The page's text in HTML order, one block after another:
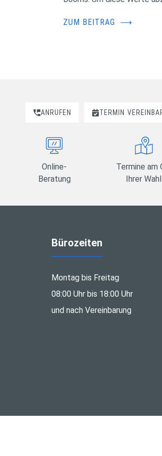
ZUM BEITRAG ⟶
ANRUFEN TERMIN
Online-
Beratung
Termine am
Ihrer Wahl
Bürozeiten
Montag bis Freitag
08:00 Uhr bis 18:00 Uhr
und nach Vereinbarung